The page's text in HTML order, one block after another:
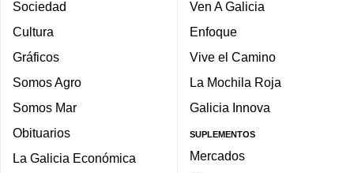
Sociedad
Cultura
Gráficos
Somos Agro
Somos Mar
Obituarios
La Galicia Económica
Ven A Galicia
Enfoque
Vive el Camino
La Mochila Roja
Galicia Innova
SUPLEMENTOS
Mercados